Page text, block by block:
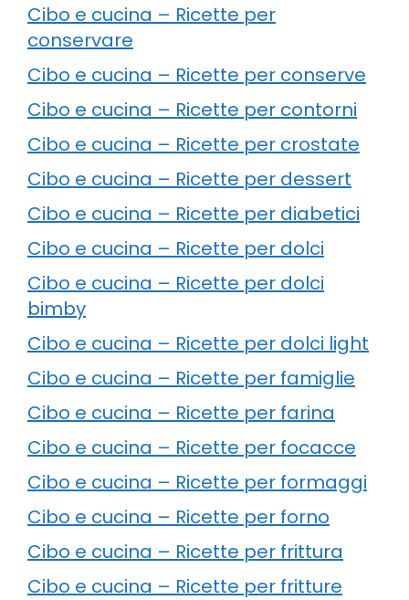
Cibo e cucina – Ricette per
conservare
Cibo e cucina – Ricette per conserve
Cibo e cucina – Ricette per contorni
Cibo e cucina – Ricette per crostate
Cibo e cucina – Ricette per dessert
Cibo e cucina – Ricette per diabetici
Cibo e cucina – Ricette per dolci
Cibo e cucina – Ricette per dolci
bimby
Cibo e cucina – Ricette per dolci light
Cibo e cucina – Ricette per famiglie
Cibo e cucina – Ricette per farina
Cibo e cucina – Ricette per focacce
Cibo e cucina – Ricette per formaggi
Cibo e cucina – Ricette per forno
Cibo e cucina – Ricette per frittura
Cibo e cucina – Ricette per fritture